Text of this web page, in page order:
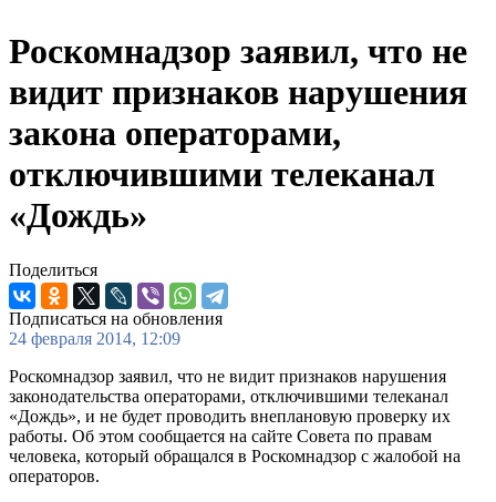
Роскомнадзор заявил, что не
видит признаков нарушения
закона операторами,
отключившими телеканал
«Дождь»
Поделиться
Подписаться на обновления
24 февраля 2014, 12:09
Роскомнадзор заявил, что не видит признаков нарушения
законодательства операторами, отключившими телеканал
«Дождь», и не будет проводить внеплановую проверку их
работы. Об этом сообщается на сайте Совета по правам
человека, который обращался в Роскомнадзор с жалобой на
операторов.